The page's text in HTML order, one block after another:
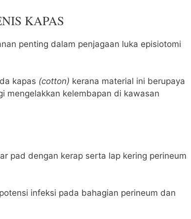
KAPAS
penting dalam penjagaan luka episiotomi
kapas (cotton) kerana material ini berupaya
mengelakkan kelembapan di kawasan
pad dengan kerap serta lap kering perineum
infeksi pada bahagian perineum dan